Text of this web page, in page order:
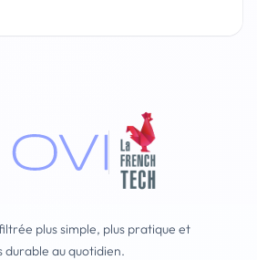
plus simple, plus pratique et
durable au quotidien.